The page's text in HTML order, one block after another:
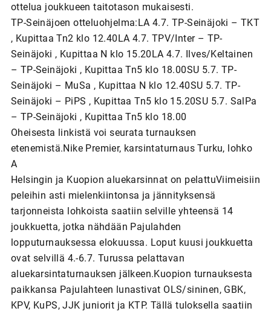
ottelua joukkueen taitotason mukaisesti.
TP-Seinäjoen otteluohjelma:LA 4.7. TP-Seinäjoki – TKT
, Kupittaa Tn2 klo 12.40LA 4.7. TPV/Inter – TP-
Seinäjoki , Kupittaa N klo 15.20LA 4.7. Ilves/Keltainen
– TP-Seinäjoki , Kupittaa Tn5 klo 18.00SU 5.7. TP-
Seinäjoki – MuSa , Kupittaa N klo 12.40SU 5.7. TP-
Seinäjoki – PiPS , Kupittaa Tn5 klo 15.20SU 5.7. SalPa
– TP-Seinäjoki , Kupittaa Tn5 klo 18.00
Oheisesta linkistä voi seurata turnauksen
etenemistä.Nike Premier, karsintaturnaus Turku, lohko
A
Helsingin ja Kuopion aluekarsinnat on pelattuViimeisiin
peleihin asti mielenkiintonsa ja jännityksensä
tarjonneista lohkoista saatiin selville yhteensä 14
joukkuetta, jotka nähdään Pajulahden
lopputurnauksessa elokuussa. Loput kuusi joukkuetta
ovat selvillä 4.-6.7. Turussa pelattavan
aluekarsintaturnauksen jälkeen.Kuopion turnauksesta
paikkansa Pajulahteen lunastivat OLS/sininen, GBK,
KPV, KuPS, JJK juniorit ja KTP. Tällä tuloksella saatiin